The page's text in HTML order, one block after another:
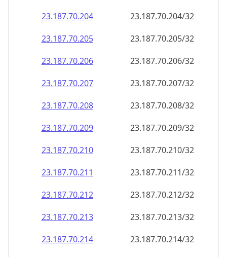
23.187.70.204
23.187.70.204/32
23.187.70.205
23.187.70.205/32
23.187.70.206
23.187.70.206/32
23.187.70.207
23.187.70.207/32
23.187.70.208
23.187.70.208/32
23.187.70.209
23.187.70.209/32
23.187.70.210
23.187.70.210/32
23.187.70.211
23.187.70.211/32
23.187.70.212
23.187.70.212/32
23.187.70.213
23.187.70.213/32
23.187.70.214
23.187.70.214/32